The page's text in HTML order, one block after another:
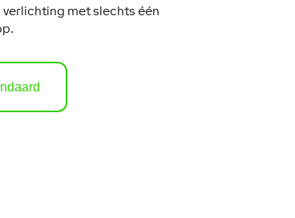
verlichting met slechts één